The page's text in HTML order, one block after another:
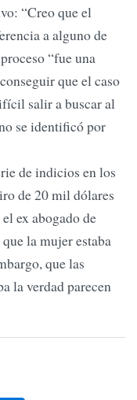
“Creo que el
a alguno de
“fue una
que el caso
salir a buscar al
se identificó por
de indicios en los
de 20 mil dólares
ex abogado de
la mujer estaba
que las
la verdad parecen